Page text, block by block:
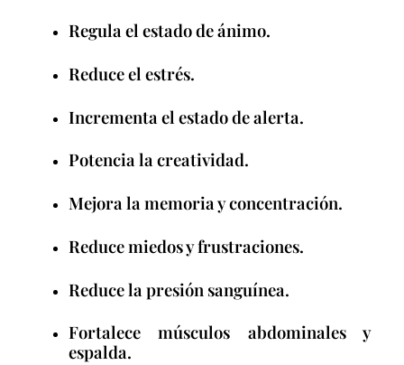
Regula el estado de ánimo.
Reduce el estrés.
Incrementa el estado de alerta.
Potencia la creatividad.
Mejora la memoria y concentración.
Reduce miedos y frustraciones.
Reduce la presión sanguínea.
Fortalece músculos abdominales y
espalda.